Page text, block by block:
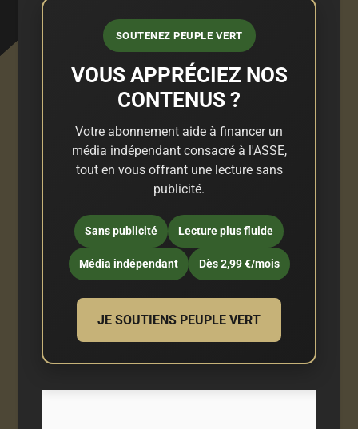
SOUTENEZ PEUPLE VERT
VOUS APPRÉCIEZ NOS
CONTENUS ?
Votre abonnement aide à financer un
média indépendant consacré à l'ASSE,
tout en vous offrant une lecture sans
publicité.
Sans publicité Lecture plus fluide
Média indépendant Dès 2,99 €/mois
JE SOUTIENS PEUPLE VERT